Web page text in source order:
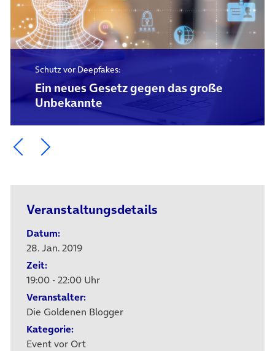
Schutz vor Deepfakes:
Ein neues Gesetz gegen das große
Unbekannte
Ein Element zurück blättern
Ein Element weiter blättern
Veranstaltungsdetails
Datum:
28. Jan. 2019
Zeit:
19:00 - 22:00 Uhr
Veranstalter:
Die Goldenen Blogger
Kategorie:
Event vor Ort